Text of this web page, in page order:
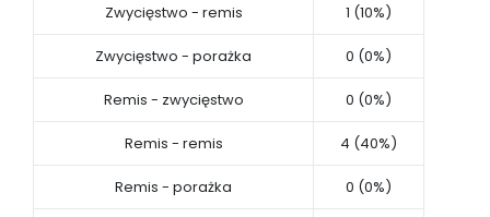
Zwycięstwo - remis 1 (10%)
Zwycięstwo - porażka 0 (0%)
Remis - zwycięstwo 0 (0%)
Remis - remis 4 (40%)
Remis - porażka 0 (0%)